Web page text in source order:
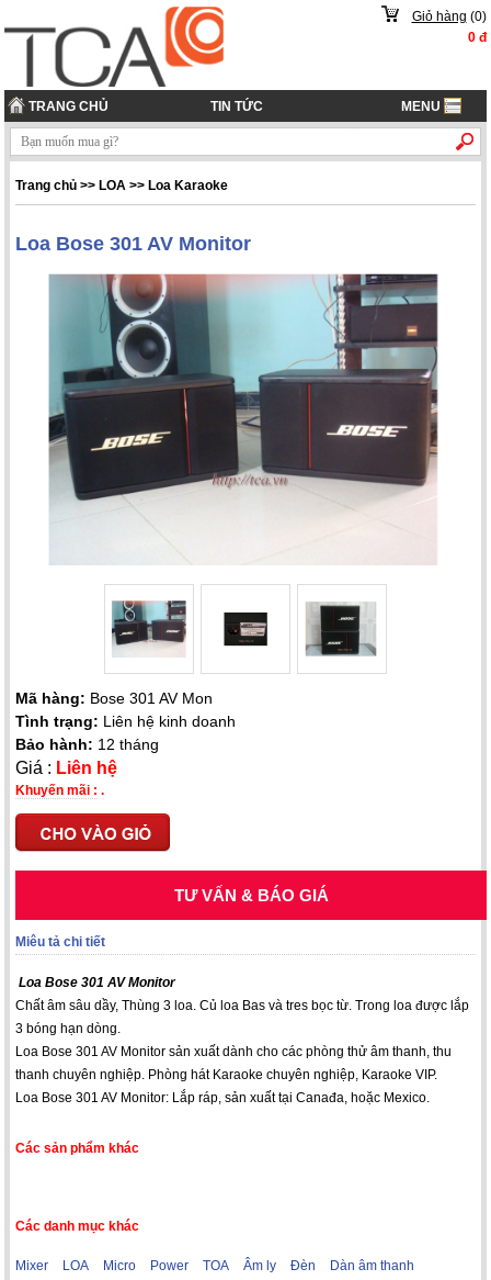
Giỏ hàng (0)
0đ
TRANG CHỦ TIN TỨC MENU
Trang chủ >> LOA >> Loa Karaoke
Loa Bose 301 AV Monitor
Mã hàng: Bose 301 AV Mon
Tình trạng: Liên hệ kinh doanh
Bảo hành: 12 tháng
Giá : Liên hệ
Khuyến mãi : .
TƯ VẤN & BÁO GIÁ
Miêu tả chi tiết
Loa Bose 301 AV Monitor
Chất âm sâu dầy, Thùng 3 loa. Củ loa Bas và tres bọc từ. Trong loa được lắp
3 bóng hạn dòng.
Loa Bose 301 AV Monitor sản xuất dành cho các phòng thử âm thanh, thu
thanh chuyên nghiệp. Phòng hát Karaoke chuyên nghiệp, Karaoke VIP.
Loa Bose 301 AV Monitor: Lắp ráp, sản xuất tại Canađa, hoặc Mexico.
Các sản phẩm khác
Các danh mục khác
Mixer LOA Micro Power TOA Âm ly Đèn
Dàn âm thanh